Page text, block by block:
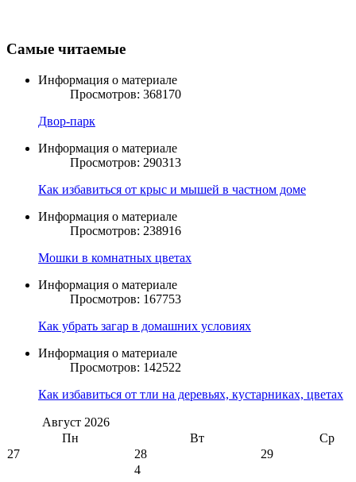
Самые читаемые
Информация о материале
Просмотров: 368170
Двор-парк
Информация о материале
Просмотров: 290313
Как избавиться от крыс и мышей в частном доме
Информация о материале
Просмотров: 238916
Мошки в комнатных цветах
Информация о материале
Просмотров: 167753
Как убрать загар в домашних условиях
Информация о материале
Просмотров: 142522
Как избавиться от тли на деревьях, кустарниках, цветах
Август 2026
Пн
Вт
Ср
27
28
29
4